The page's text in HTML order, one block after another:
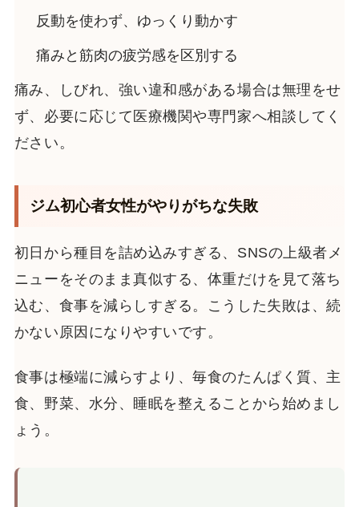
反動を使わず、ゆっくり動かす
痛みと筋肉の疲労感を区別する
痛み、しびれ、強い違和感がある場合は無理をせ
ず、必要に応じて医療機関や専門家へ相談してく
ださい。
ジム初心者女性がやりがちな失敗
初日から種目を詰め込みすぎる、SNSの上級者メ
ニューをそのまま真似する、体重だけを見て落ち
込む、食事を減らしすぎる。こうした失敗は、続
かない原因になりやすいです。
食事は極端に減らすより、毎食のたんぱく質、主
食、野菜、水分、睡眠を整えることから始めまし
ょう。